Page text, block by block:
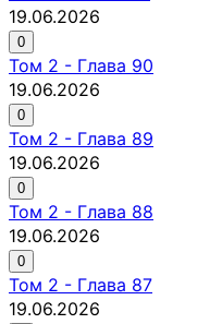
19.06.2026
0
Том 2 - Глава 90
19.06.2026
0
Том 2 - Глава 89
19.06.2026
0
Том 2 - Глава 88
19.06.2026
0
Том 2 - Глава 87
19.06.2026